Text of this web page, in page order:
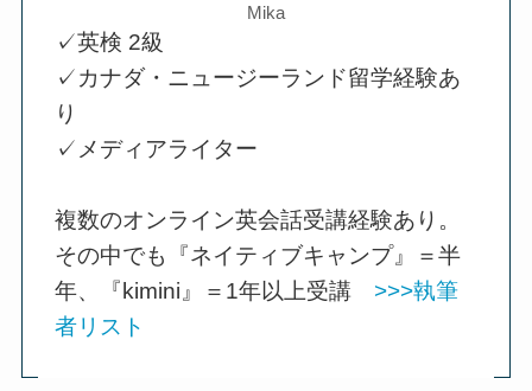
Mika
✓英検 2級
✓カナダ・ニュージーランド留学経験あ
り
✓メディアライター
複数のオンライン英会話受講経験あり。
その中でも『ネイティブキャンプ』＝半
年、『kimini』＝1年以上受講 >>>執筆
者リスト